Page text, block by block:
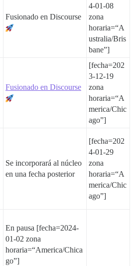
Fusionado en Discourse
4-01-08
zona
horaria=“A
ustralia/Bris
bane”]
Fusionado en Discourse
[fecha=202
3-12-19
zona
horaria=“A
merica/Chic
ago”]
Se incorporará al núcleo
en una fecha posterior
[fecha=202
4-01-29
zona
horaria=“A
merica/Chic
ago”]
En pausa [fecha=2024-
01-02 zona
horaria=“America/Chica
go”]